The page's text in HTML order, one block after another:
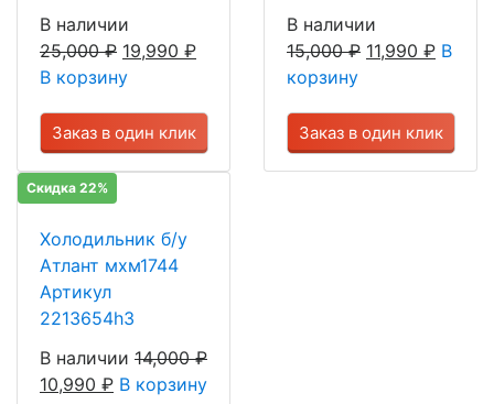
В наличии
25,000₽ 19,990 ₽
В корзину
Заказ в один клик
В наличии
15,000₽ 11,990 ₽ В
корзину
Заказ в один клик
Скидка 22%
Холодильник б/у
Атлант мхм1744
Артикул
2213654h3
В наличии 14,000₽
10,990 ₽ В корзину